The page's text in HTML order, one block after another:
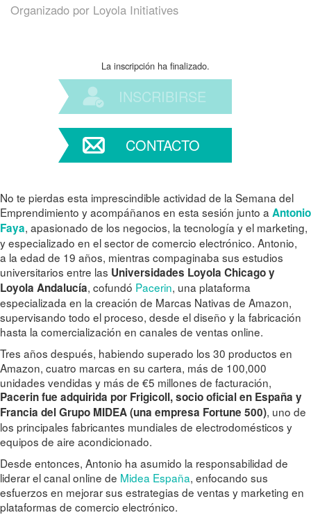
Organizado por Loyola Initiatives
La inscripción ha finalizado.
INSCRIBIRSE
CONTACTO
No te pierdas esta imprescindible actividad de la Semana del
Emprendimiento y acompáñanos en esta sesión junto a Antonio
Faya, apasionado de los negocios, la tecnología y el marketing,
y especializado en el sector de comercio electrónico. Antonio,
a la edad de 19 años, mientras compaginaba sus estudios
universitarios entre las Universidades Loyola Chicago y
Loyola Andalucía, cofundó Pacerin, una plataforma
especializada en la creación de Marcas Nativas de Amazon,
supervisando todo el proceso, desde el diseño y la fabricación
hasta la comercialización en canales de ventas online.
Tres años después, habiendo superado los 30 productos en
Amazon, cuatro marcas en su cartera, más de 100,000
unidades vendidas y más de €5 millones de facturación,
Pacerin fue adquirida por Frigicoll, socio oficial en España y
Francia del Grupo MIDEA (una empresa Fortune 500), uno de
los principales fabricantes mundiales de electrodomésticos y
equipos de aire acondicionado.
Desde entonces, Antonio ha asumido la responsabilidad de
liderar el canal online de Midea España, enfocando sus
esfuerzos en mejorar sus estrategias de ventas y marketing en
plataformas de comercio electrónico.